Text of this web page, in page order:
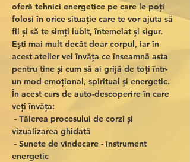
oferă tehnici energetice pe care le poți
folosi în orice situație care te vor ajuta să
fii și să te simți iubit, întemeiat și sigur.
Ești mai mult decât doar corpul, iar în
acest atelier vei învăța ce înseamnă asta
pentru tine și cum să ai grijă de toți într-
un mod emoțional, spiritual și energetic.
În acest curs de auto-descoperire în care
veți învăța:
vizualizarea ghidată
energetic